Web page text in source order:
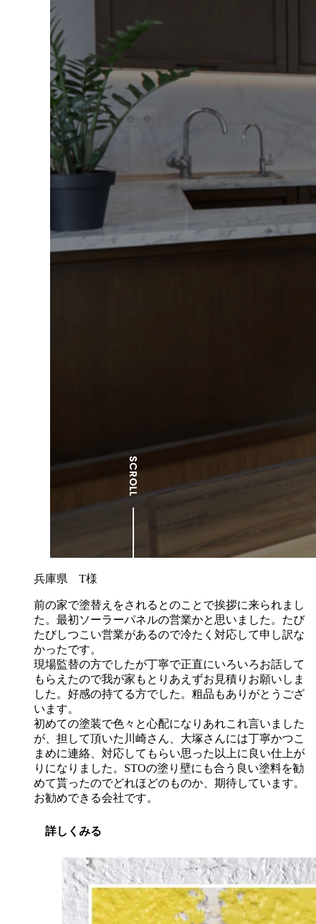
兵庫県 T様
前の家で塗替えをされるとのことで挨拶に来られまし
た。最初ソーラーパネルの営業かと思いました。たび
たびしつこい営業があるので冷たく対応して申し訳な
かったです。
現場監替の方でしたが丁寧で正直にいろいろお話して
もらえたので我が家もとりあえずお見積りお願いしま
した。好感の持てる方でした。粗品もありがとうござ
います。
初めての塗装で色々と心配になりあれこれ言いました
が、担して頂いた川崎さん、大塚さんには丁寧かつこ
まめに連絡、対応してもらい思った以上に良い仕上が
りになりました。STOの塗り壁にも合う良い塗料を勧
めて貰ったのでどれほどのものか、期待しています。
お勧めできる会社です。
詳しくみる